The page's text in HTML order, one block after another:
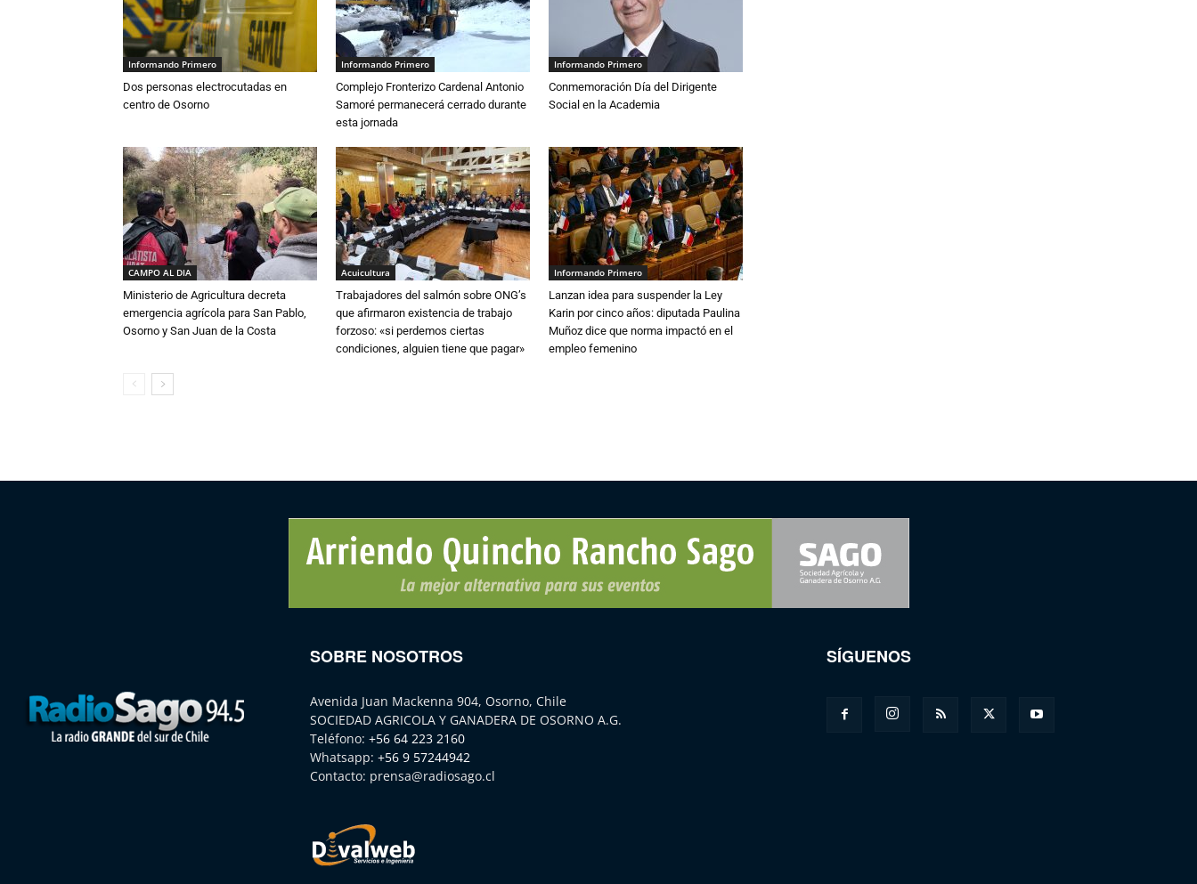
Informando Primero
Dos personas electrocutadas en
centro de Osorno
Informando Primero
Complejo Fronterizo Cardenal Antonio
Samoré permanecerá cerrado durante
esta jornada
Informando Primero
Conmemoración Día del Dirigente
Social en la Academia
CAMPO AL DIA
Ministerio de Agricultura decreta
emergencia agrícola para San Pablo,
Osorno y San Juan de la Costa
Acuicultura
Trabajadores del salmón sobre ONG’s
que afirmaron existencia de trabajo
forzoso: «si perdemos ciertas
condiciones, alguien tiene que pagar»
Informando Primero
Lanzan idea para suspender la Ley
Karin por cinco años: diputada Paulina
Muñoz dice que norma impactó en el
empleo femenino
SOBRE NOSOTROS
Avenida Juan Mackenna 904, Osorno, Chile
SOCIEDAD AGRICOLA Y GANADERA DE OSORNO A.G.
Teléfono: +56 64 223 2160
Whatsapp: +56 9 57244942
Contacto: prensa@radiosago.cl
SÍGUENOS